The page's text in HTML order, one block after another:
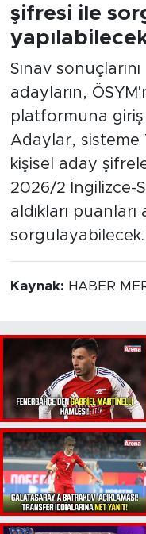
şifresi ile
Sınav
adayların,
platformuna giriş
Adaylar, sisteme
kişisel aday
2026/2 İngilizce-
aldıkları puanları
sorgulayabilecek.
Kaynak: HABER